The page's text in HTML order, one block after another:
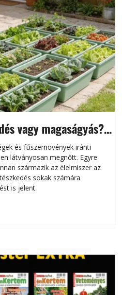
vagy magaságyás?
és fűszernövények iránti
látványosan megnőtt. Egyre
származik az élelmiszer az
sokak számára
is jelent.